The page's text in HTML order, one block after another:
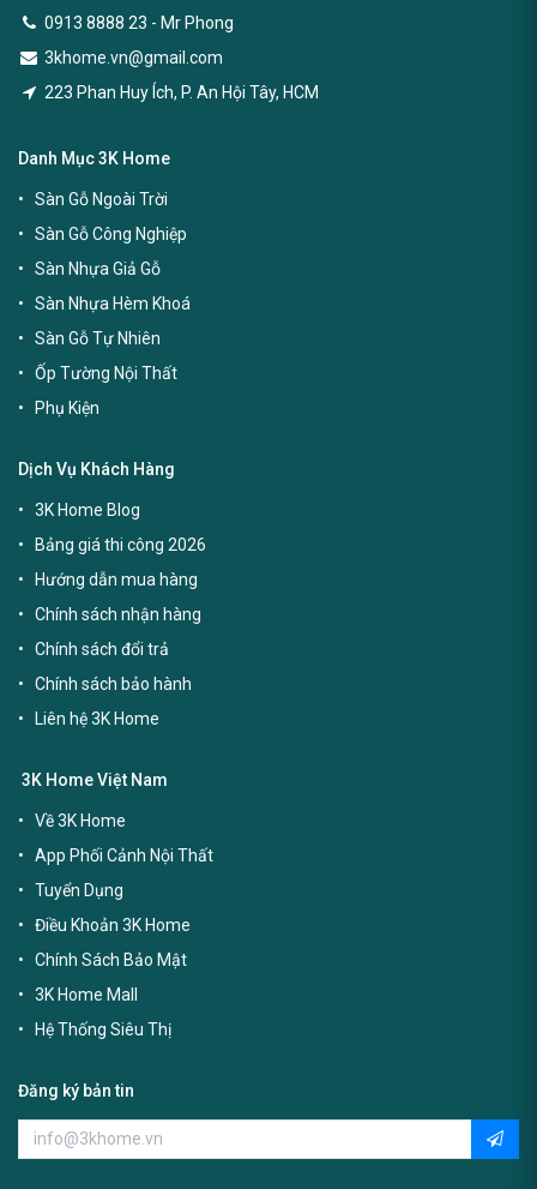
0913 8888 23 - Mr Phong
3khome.vn@gmail.com
223 Phan Huy Ích, P. An Hội Tây, HCM
Danh Mục 3K Home
Sàn Gỗ Ngoài Trời
Sàn Gỗ Công Nghiệp
Sàn Nhựa Giả Gỗ
Sàn Nhựa Hèm Khoá
Sàn Gỗ Tự Nhiên
Ốp Tường Nội Thất
Phụ Kiện
Dịch Vụ Khách Hàng
3K Home Blog
Bảng giá thi công 2026
Hướng dẫn mua hàng
Chính sách nhận hàng
Chính sách đổi trả
Chính sách bảo hành
Liên hệ 3K Home
3K Home Việt Nam
Về 3K Home
App Phối Cảnh Nội Thất
Tuyển Dụng
Điều Khoản 3K Home
Chính Sách Bảo Mật
3K Home Mall
Hệ Thống Siêu Thị
Đăng ký bản tin